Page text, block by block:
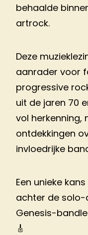
behaalde
artrock.
Deze
aanrader voor
progressive
uit de jaren 70
vol herkenning,
ontdekkingen
invloedrijke
Een unieke
achter de
Genesis-
🎸